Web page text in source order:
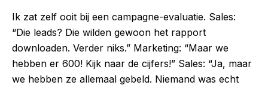
Ik zat zelf ooit bij een campagne-evaluatie. Sales:
“Die leads? Die wilden gewoon het rapport
downloaden. Verder niks.” Marketing: “Maar we
hebben er 600! Kijk naar de cijfers!” Sales: “Ja, maar
we hebben ze allemaal gebeld. Niemand was echt